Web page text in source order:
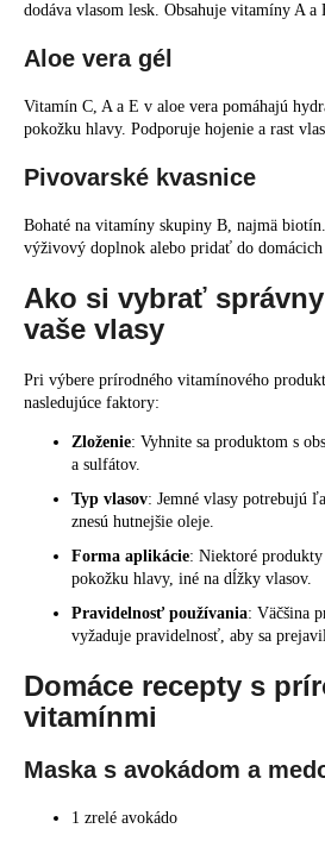
dodáva vlasom lesk. Obsahuje vitamíny A a
Aloe vera gél
Vitamín C, A a E v aloe vera pomáhajú
pokožku hlavy. Podporuje hojenie a rast
Pivovarské kvasnice
Bohaté na vitamíny skupiny B, najmä
výživový doplnok alebo pridať do domácich
Ako si vybrať
vaše vlasy
Pri výbere prírodného vitamínového
nasledujúce faktory:
Zloženie: Vyhnite sa produktom s
a sulfátov.
Typ vlasov: Jemné vlasy potrebujú
znesú hutnejšie oleje.
Forma aplikácie: Niektoré
pokožku hlavy, iné na dĺžky vlasov.
Pravidelnosť používania: Väčšina
vyžaduje pravidelnosť, aby sa
Domáce recepty s
vitamínmi
Maska s avokádom a
1 zrelé avokádo